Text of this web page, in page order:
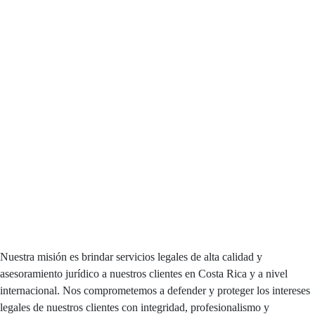
Nuestra misión es brindar servicios legales de alta calidad y
asesoramiento jurídico a nuestros clientes en Costa Rica y a nivel
internacional. Nos comprometemos a defender y proteger los intereses
legales de nuestros clientes con integridad, profesionalismo y